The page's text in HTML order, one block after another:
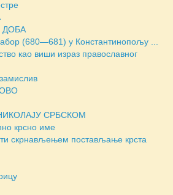
ДОБА
(680—681) у Константинопољу ...
као виши израз православног
СРБСКОМ
крсно име
скрнављењем постављање крста